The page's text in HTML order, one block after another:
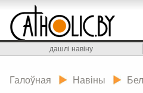
дашлі навіну
Галоўная Навіны